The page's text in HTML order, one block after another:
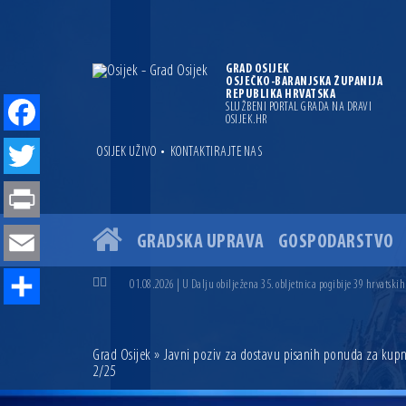
GRAD OSIJEK
OSJEČKO-BARANJSKA ŽUPANIJA
REPUBLIKA HRVATSKA
SLUŽBENI PORTAL GRADA NA DRAVI
OSIJEK.HR
OSIJEK UŽIVO • KONTAKTIRAJTE NAS
GRADSKA UPRAVA GOSPODARSTVO
04.07.2026 | Zbog povoljnih vodostaja i pravodobnih mjera
04.08.2026 | U Osijeku obilježen Dan pobjede i domovinske
01.08.2026 | U Dalju obilježena 35. obljetnica pogibije 39
13.07.2026 | Ljetnim izdanjem Večeri vina i umjetnosti završen
06.07.2026 | Brevis koncertom u Zlatnoj dvorani Musikvereina
Grad Osijek » Javni poziv za dostavu pisanih ponuda za
2/25
Facebook
Twitter
Print
Email